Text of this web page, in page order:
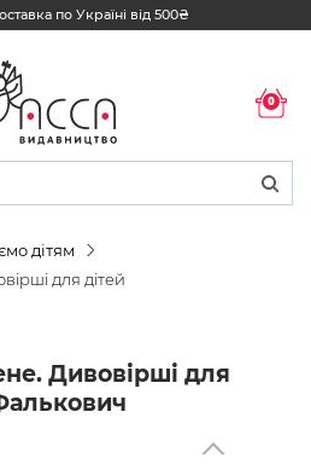
по Україні від 500₴
0
дітям
для дітей
Дивовірші для